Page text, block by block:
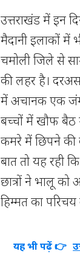
उत्तराखंड में इन
मैदानी इलाकों
चमोली जिले से
की लहर है।
में अचानक एक
बच्चों में खौफ
कमरे में छिपने की
बात तो यह रही
छात्रों ने भालू
हिम्मत का
यह भी पढ़ें 👉